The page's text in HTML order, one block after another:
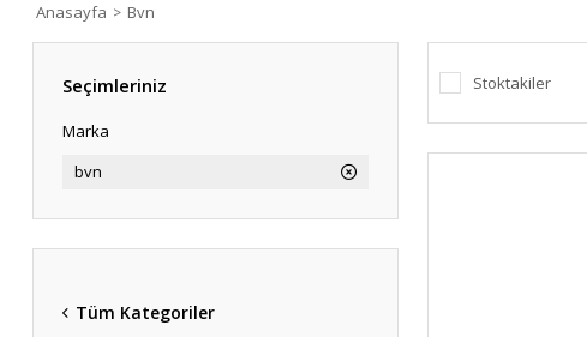
Anasayfa Bvn
Seçimleriniz
Marka
bvn
Tüm Kategoriler
Stoktakiler